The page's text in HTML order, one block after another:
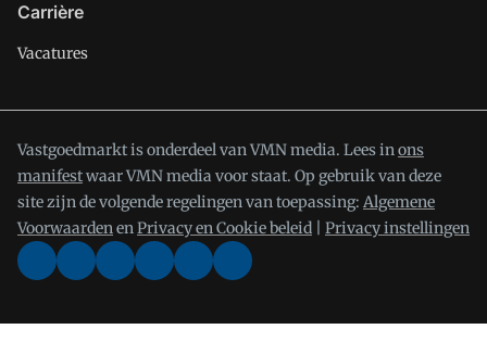
Carrière
Vacatures
Vastgoedmarkt is onderdeel van VMN media. Lees inons
manifestwaar VMN media voor staat. Op gebruik van deze
site zijn de volgende regelingen van toepassing: Algemene
VoorwaardenenPrivacy en Cookie beleid Privacy instellingen